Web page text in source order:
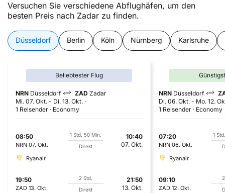
Versuchen Sie verschiedene Abflughäfen, um den
besten Preis nach Zadar zu finden.
Düsseldorf Berlin Köln Nürnberg Karlsruhe
Beliebtester Flug
NRN Düsseldorf ZAD Zadar
Mi. 07. Okt. - Di. 13. Okt.
1 Reisender
Economy
08:50
NRN 07. Okt.
1 Std. 50 Min.
Direkt
10:40
07. Okt.
Ryanair
19:50
ZAD 13. Okt.
2 Std.
Direkt
21:50
13. Okt.
NRN Düsseldorf
Di. 06. Okt. - Mo. 12.
1 Reisender
Economy
07:20
NRN 06. Okt.
1
Ryanair
09:10
ZAD 12. Okt.